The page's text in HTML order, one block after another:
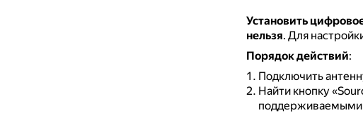
Установить
нельзя. Для
Порядок действий:
Подключить
Найти кнопку
поддерживаемыми